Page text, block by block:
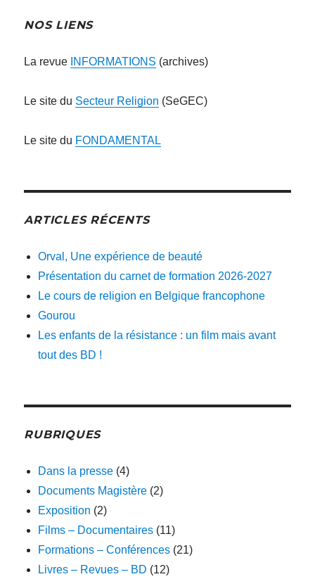
NOS LIENS
La revue INFORMATIONS (archives)
Le site du Secteur Religion (SeGEC)
Le site du FONDAMENTAL
ARTICLES RÉCENTS
Orval, Une expérience de beauté
Présentation du carnet de formation 2026-2027
Le cours de religion en Belgique francophone
Gourou
Les enfants de la résistance : un film mais avant
tout des BD !
RUBRIQUES
Dans la presse (4)
Documents Magistère (2)
Exposition (2)
Films – Documentaires (11)
Formations – Conférences (21)
Livres – Revues – BD (12)